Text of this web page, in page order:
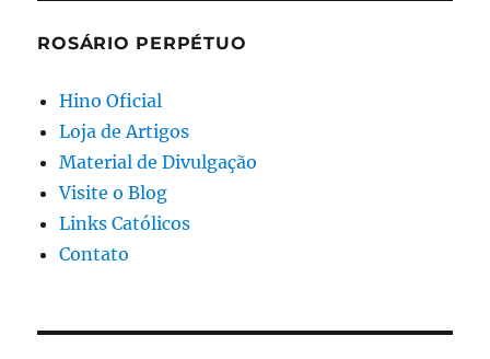
ROSÁRIO PERPÉTUO
Hino Oficial
Loja de Artigos
Material de Divulgação
Visite o Blog
Links Católicos
Contato